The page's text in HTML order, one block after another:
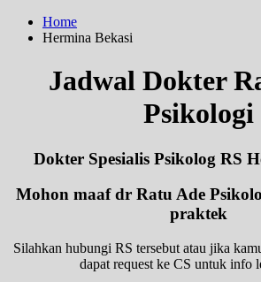
Home
Hermina Bekasi
Jadwal Dokter
Psikologi
Dokter Spesialis Psikolog RS
Mohon maaf dr Ratu Ade
praktek
Silahkan hubungi RS tersebut atau jika
dapat request ke CS untuk info